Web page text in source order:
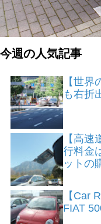
今週の人気記事
【世
も右折
【高
行料金
ットの
【Car
FIAT